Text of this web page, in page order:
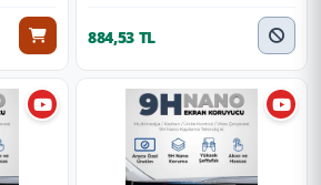
884,53 TL